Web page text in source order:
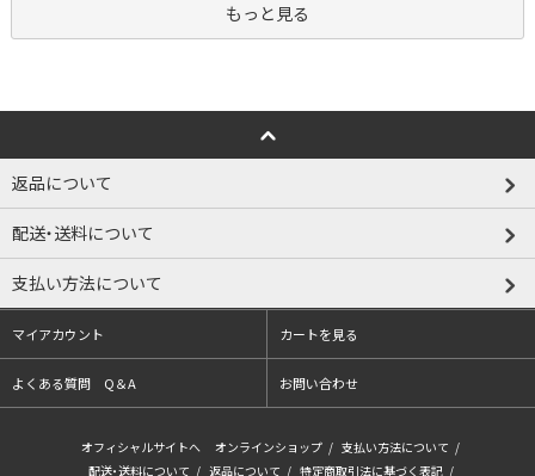
もっと見る
返品について
配送・送料について
支払い方法について
マイアカウント カートを見る
よくある質問 Q＆A お問い合わせ
オフィシャルサイトへ オンラインショップ / 支払い方法について /
配送・送料について / 返品について / 特定商取引法に基づく表記 /